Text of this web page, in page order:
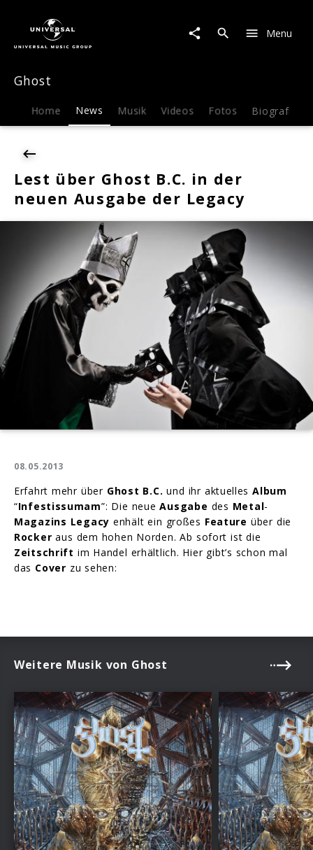
über
in
neuen
der
Legacy
Menu
Ghost
Home News Musik Videos Fotos Biografie
Lest über Ghost B.C. in der
neuen Ausgabe der Legacy
08.05.2013
Erfahrt mehr über Ghost B.C. und ihr aktuellesAlbum
“Infestissumam”: Die neueAusgabe des Metal-
Magazins Legacy enhält ein großes Feature über die
Rockeraus dem hohen Norden. Ab sofort ist die
Zeitschrift im Handel erhältlich. Hier gibt’s schon mal
das Cover zu sehen:
Weitere Musik von Ghost